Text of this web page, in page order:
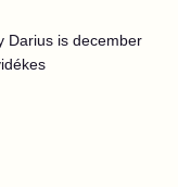
Darius is december